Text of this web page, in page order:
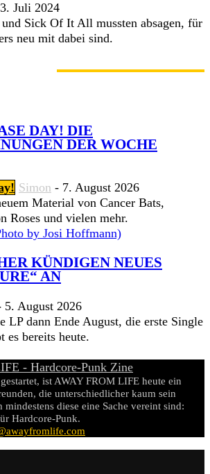
3. Juli 2024
Sick Of It All mussten absagen, für
neu mit dabei sind.
DAY! DIE
DER WOCHE
Simon - 7. August 2026
Material von Cancer Bats,
Roses und vielen mehr.
KÜNDIGEN NEUES
AN
5. August 2026
LP dann Ende August, die erste Single
es bereits heute.
ist AWAY FROM LIFE heute ein
die unterschiedlicher kaum sein
diese eine Sache vereint sind:
Hardcore-Punk.